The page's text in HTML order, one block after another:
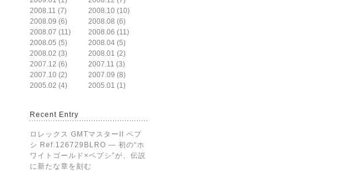
2008.11 (7)
2008.10 (10)
2008.09 (6)
2008.08 (6)
2008.07 (11)
2008.06 (11)
2008.05 (5)
2008.04 (5)
2008.02 (3)
2008.01 (2)
2007.12 (6)
2007.11 (3)
2007.10 (2)
2007.09 (8)
2005.02 (4)
2005.01 (1)
Recent Entry
ロレックス GMTマスターII ペプ
シ Ref.126729BLRO — 初の“ホ
ワイトゴールド×ペプシ”が、伝説
に新たな章を刻む